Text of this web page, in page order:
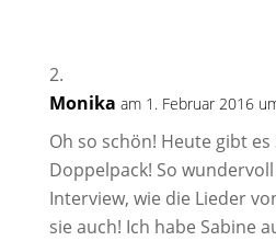
Monika am 1. Februar 2016
Oh so schön! Heute gibt es
Doppelpack! So
Interview, wie die Lieder
sie auch! Ich habe Sabine